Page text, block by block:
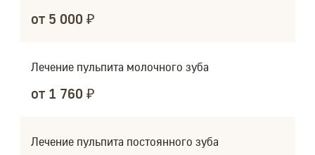
от 5 000 ₽
Лечение пульпита молочного зуба
от 1 760 ₽
Лечение пульпита постоянного зуба